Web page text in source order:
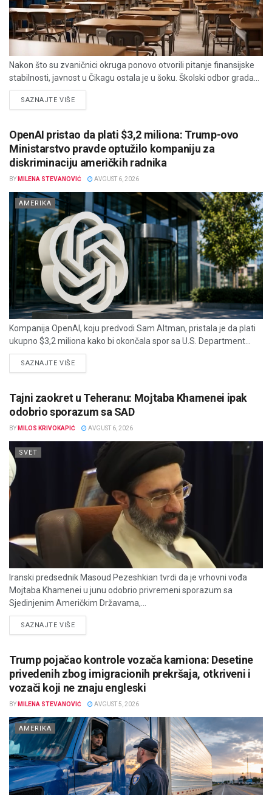
Nakon što su zvaničnici okruga ponovo otvorili pitanje finansijske
stabilnosti, javnost u Čikagu ostala je u šoku. Školski odbor grada...
SAZNAJTE VIŠEDETAILS
OpenAI pristao da plati $3,2 miliona: Trump-ovo
Ministarstvo pravde optužilo kompaniju za
diskriminaciju američkih radnika
BY MILENA STEVANOVIĆ AVGUST 6, 2026
AMERIKA
Kompanija OpenAI, koju predvodi Sam Altman, pristala je da plati
ukupno $3,2 miliona kako bi okončala spor sa U.S. Department...
SAZNAJTE VIŠEDETAILS
Tajni zaokret u Teheranu: Mojtaba Khamenei ipak
odobrio sporazum sa SAD
BY MILOS KRIVOKAPIĆ AVGUST 6, 2026
SVET
Iranski predsednik Masoud Pezeshkian tvrdi da je vrhovni vođa
Mojtaba Khamenei u junu odobrio privremeni sporazum sa
Sjedinjenim Američkim Državama,...
SAZNAJTE VIŠEDETAILS
Trump pojačao kontrole vozača kamiona: Desetine
privedenih zbog imigracionih prekršaja, otkriveni i
vozači koji ne znaju engleski
BY MILENA STEVANOVIĆ AVGUST 5, 2026
AMERIKA